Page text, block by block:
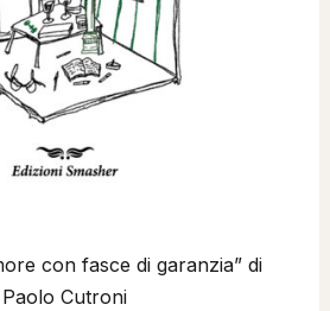
con fasce di garanzia” di
Paolo Cutroni